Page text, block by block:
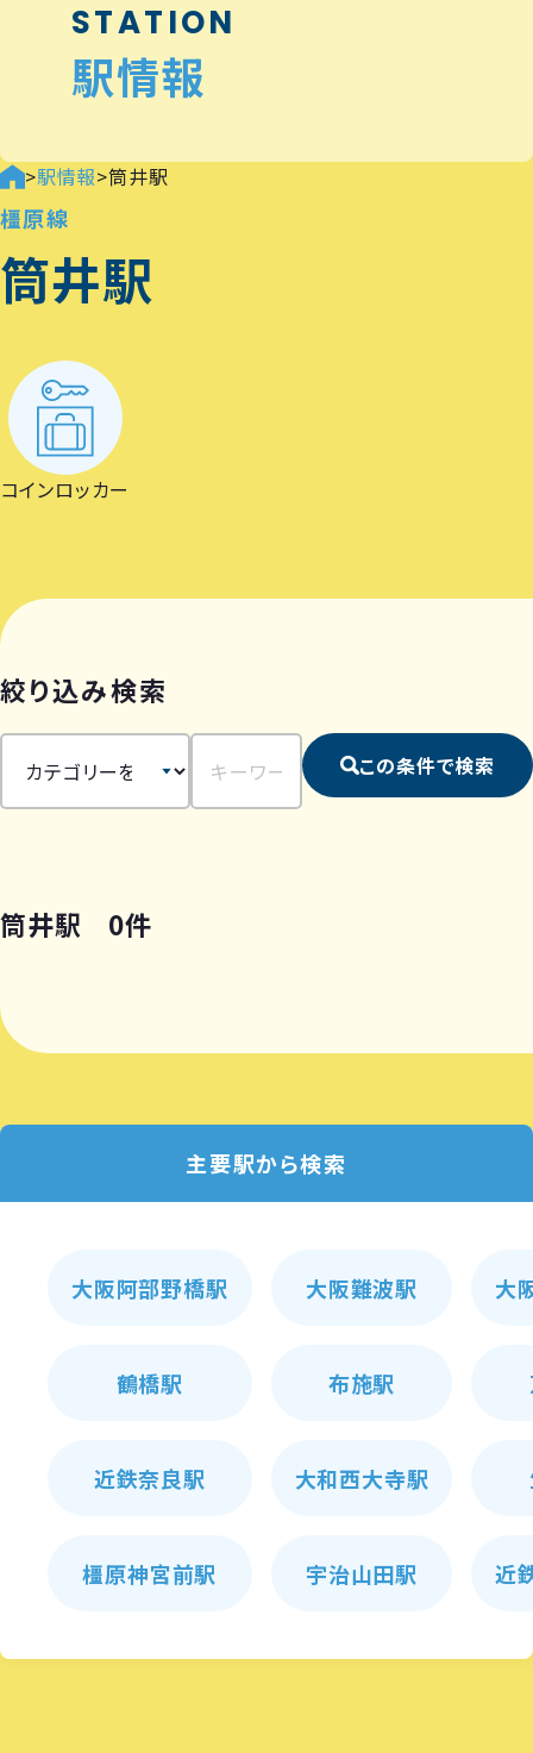
STATION
駅情報
>駅情報>筒井駅
橿原線
筒井駅
コインロッカー
絞り込み検索
この条件で検索
筒井駅 0件
主要駅から検索
大阪阿部野橋駅 大阪難波駅 大
鶴橋駅 布施駅
近鉄奈良駅 大和西大寺駅
橿原神宮前駅 宇治山田駅 近